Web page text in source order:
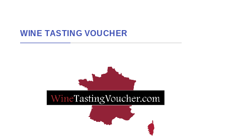
WINE TASTING VOUCHER